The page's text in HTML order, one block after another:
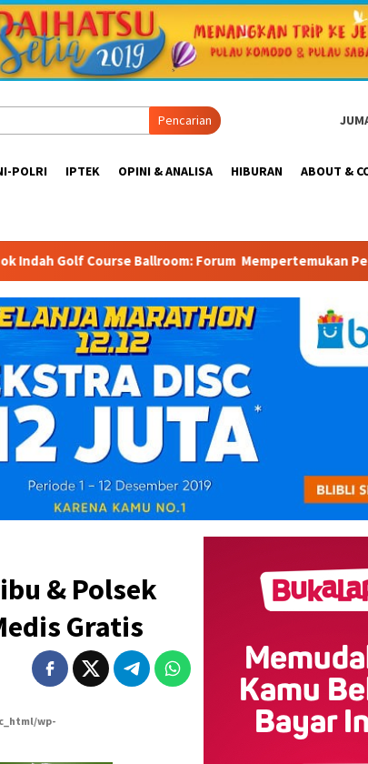
Pencarian
POLRI IPTEK OPINI & ANALISA HIBURAN ABOUT &
Forum Mempertemukan Pemerintah, Pelaku
& Polsek
Gratis
wp-